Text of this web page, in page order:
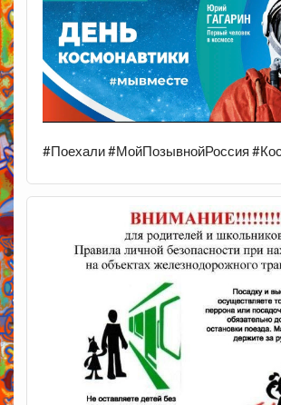
#Поехали #МойПозывнойРоссия